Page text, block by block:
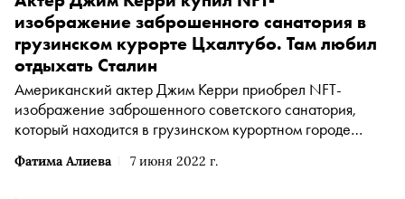
Фатима Алиева 7 июня 2022 г.
изображение заброшенного санатория в
грузинском курорте Цхалтубо. Там любил
отдыхать Сталин
Американский актер Джим Керри приобрел NFT-
изображение заброшенного советского санатория,
который находится в грузинском курортном городе
Векселл обошлась Керри в 40 тысяч долларов, передает